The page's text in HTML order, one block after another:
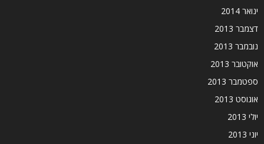
ינואר 2014
דצמבר 2013
נובמבר 2013
אוקטובר 2013
ספטמבר 2013
אוגוסט 2013
יולי 2013
יוני 2013